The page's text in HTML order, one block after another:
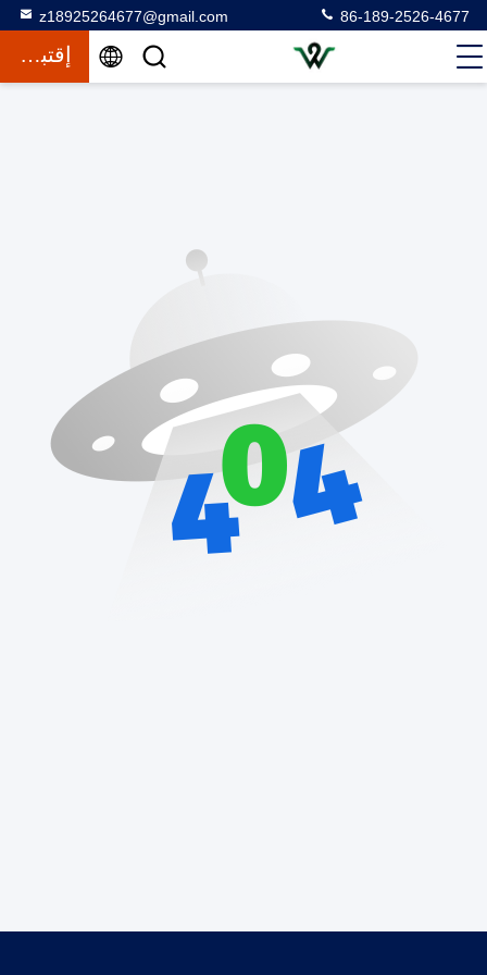
z18925264677@gmail.com 86-189-2526-4677
إقتباس